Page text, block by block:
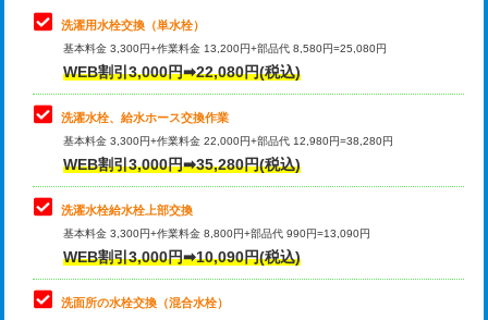
給水管工事※（ライニング鋼管・銅
管・ポリ管・HT管使用/3ｍ超え)
排水管工事（土の掘削・埋め戻し作
業）
排水管工事（排水管工事/3ｍまで） 55,000円
排水管工事（追加 排水管工事/3ｍ超
え）
マス交換（土の掘削・埋め戻し作業）
マス交換（深さ50㎝未満）
理・調整・分解・加工など（中作業）
止水・漏水調査・防水処理・清掃・修
理・調整・分解・加工など（重作業）
33,000円
キッチンタンク脱着
その他部品の脱着
交換・取付（タンク）
交換・取付(単水栓（壁付・デッキ
式）)
洗濯用水栓交換（単水栓）
基本料金 3,300円+作業料金 13,200円+部品代 8,580円=25,080円
WEB割引3,000円➡22,080円(税込)
洗濯水栓、給水ホース交換作業
基本料金 3,300円+作業料金 22,000円+部品代 12,980円=38,280円
WEB割引3,000円➡35,280円(税込)
洗濯水栓給水栓上部交換
基本料金 3,300円+作業料金 8,800円+部品代 990円=13,090円
WEB割引3,000円➡10,090円(税込)
洗面所の水栓交換（混合水栓）